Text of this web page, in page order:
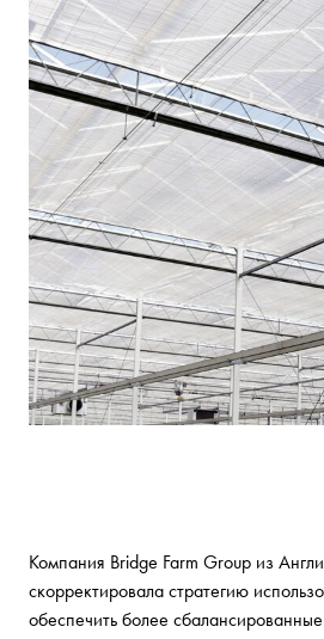
Компания Bridge Farm Group из
скорректировала стратегию
обеспечить более